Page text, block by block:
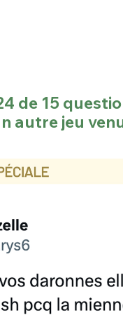
de 15
autre jeu